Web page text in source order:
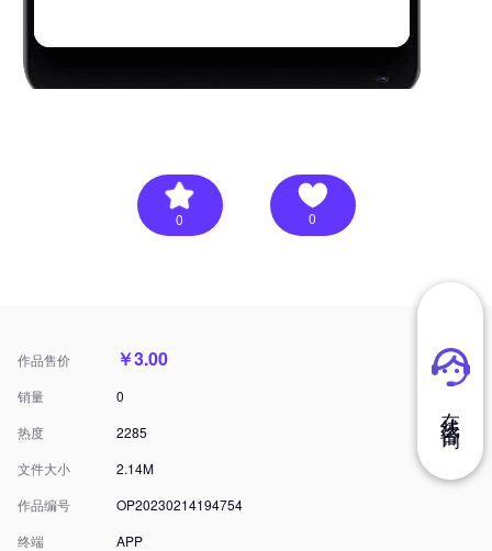
0 0
作品售价 ￥3.00
销量
0
热度
2285
文件大小
2.14M
作品编号
OP20230214194754
终端
APP